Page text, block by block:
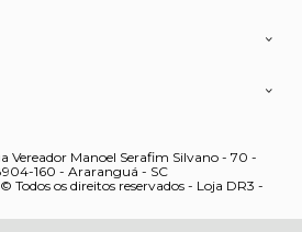
Vereador Manoel Serafim Silvano - 70 -
160 - Araranguá - SC
Todos os direitos reservados - Loja DR3 -